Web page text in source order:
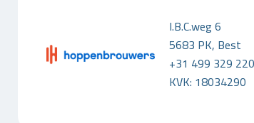
I.B.C.weg 6
5683 PK, Best
+31 499 329 220
KVK: 18034290